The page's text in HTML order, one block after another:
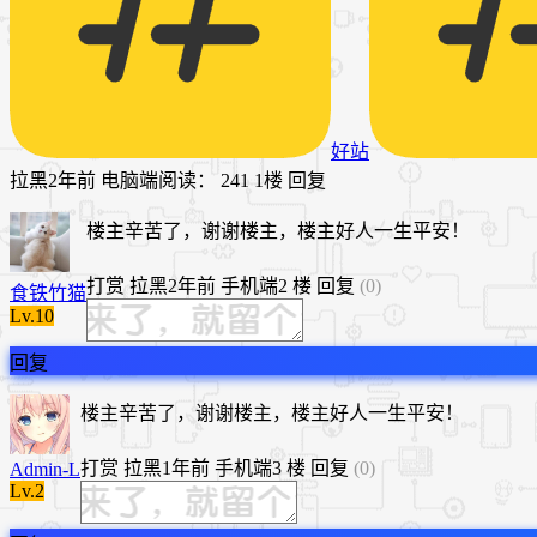
好站
拉黑2年前 电脑端阅读： 241 1楼 回复
食铁竹猫
Lv.10
楼主辛苦了，谢谢楼主，楼主好人一生平安！
打赏 拉黑2年前 手机端2 楼 回复 (0)
回复
Admin-L
Lv.2
楼主辛苦了，谢谢楼主，楼主好人一生平安！
打赏 拉黑1年前 手机端3 楼 回复 (0)